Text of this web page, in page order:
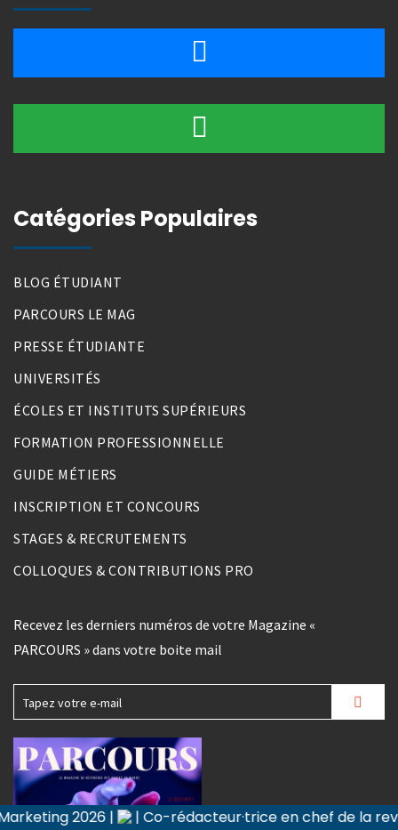
| | Co-rédacteur·trice en chef de la revue Recherche
Catégories Populaires
BLOG ÉTUDIANT
PARCOURS LE MAG
PRESSE ÉTUDIANTE
UNIVERSITÉS
ÉCOLES ET INSTITUTS SUPÉRIEURS
FORMATION PROFESSIONNELLE
GUIDE MÉTIERS
INSCRIPTION ET CONCOURS
STAGES & RECRUTEMENTS
COLLOQUES & CONTRIBUTIONS PRO
Recevez les derniers numéros de votre Magazine «
PARCOURS » dans votre boite mail